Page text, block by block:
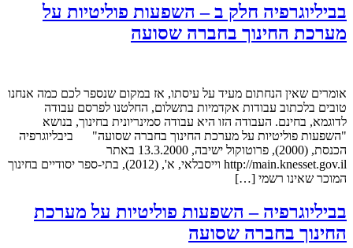
בביליוגרפיה חלק ב – השפעות פוליטיות על
מערכת החינוך בחברה שסועה
אומרים שאין הנחתום מעיד על עיסתו, אז במקום שנספר לכם כמה אנחנו
טובים בלכתוב עבודות אקדמיות בתשלום, החלטנו לפרסם עבודה
לדוגמא, בחינם. העבודה הזו היא עבודה סמינריונית בחינוך, בנושא
"השפעות פוליטיות על מערכת החינוך בחברה שסועה" ביבליוגרפיה
הכנסת, (2000), פרוטוקול ישיבה, 13.3.2000 באתר
http://main.knesset.gov.il וייסבלאי, א', (2012), בתי-ספר יסודיים בחינוך
המוכר שאינו רשמי […]
בביליוגרפיה – השפעות פוליטיות על מערכת
החינוך בחברה שסועה